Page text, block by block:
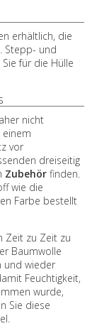
erhältlich, die
Stepp- und
für die Hülle
nicht
vor
dreiseitig
Zubehör finden.
wie die
Farbe bestellt
Zeit zu Zeit zu
Baumwolle
und wieder
Feuchtigkeit,
wurde,
Sie diese